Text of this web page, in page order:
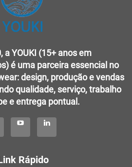
a YOUKI (15+ anos em
é uma parceira essencial no
design, produção e vendas
qualidade, serviço, trabalho
e entrega pontual.
Rápido